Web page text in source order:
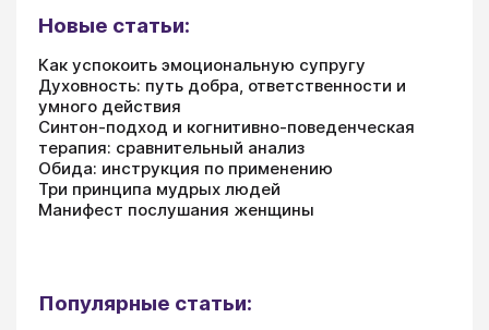
Новые статьи:
Как успокоить эмоциональную супругу
Духовность: путь добра, ответственности и
умного действия
Синтон-подход и когнитивно-поведенческая
терапия: сравнительный анализ
Обида: инструкция по применению
Три принципа мудрых людей
Манифест послушания женщины
Популярные статьи: